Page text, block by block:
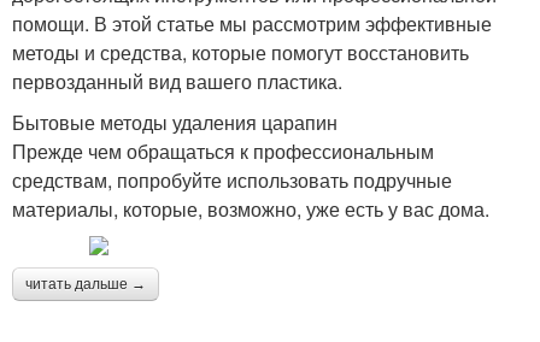
помощи. В этой статье мы рассмотрим эффективные
методы и средства, которые помогут восстановить
первозданный вид вашего пластика.
Бытовые методы удаления царапин
Прежде чем обращаться к профессиональным
средствам, попробуйте использовать подручные
материалы, которые, возможно, уже есть у вас дома.
читать дальше →